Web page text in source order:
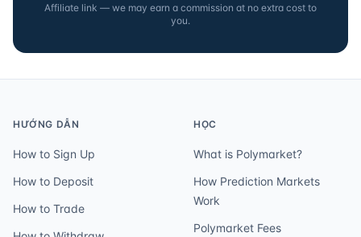
Affiliate link — we may earn a commission at no extra cost to
you.
HƯỚNG DẪN
How to Sign Up
How to Deposit
How to Trade
HỌC
What is Polymarket?
How Prediction Markets
Work
Polymarket Fees